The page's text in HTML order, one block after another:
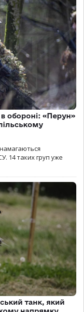
обороні: «Перун»
14 таких груп уже
танк, який